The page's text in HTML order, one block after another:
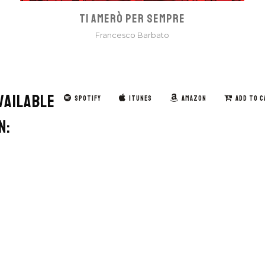
TI AMERÒ PER SEMPRE
Francesco Barbato
SPOTIFY ITUNES AMAZON ADD TO